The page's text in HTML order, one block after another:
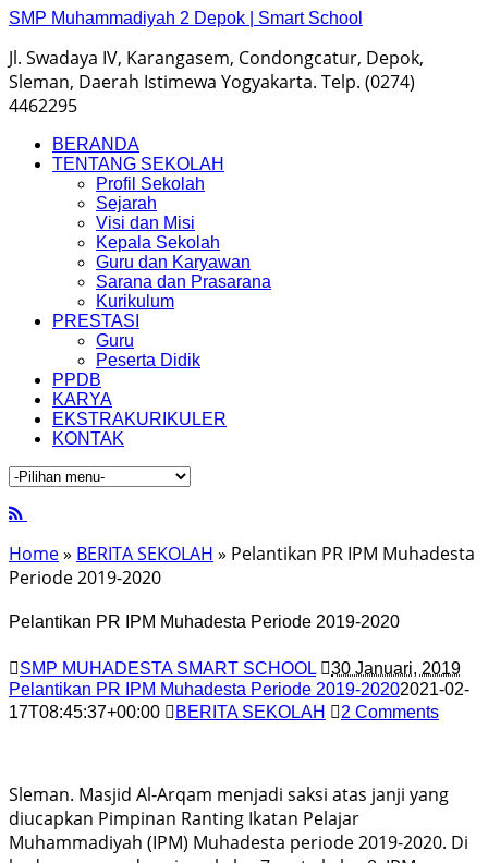
SMP Muhammadiyah 2 Depok | Smart School
Jl. Swadaya IV, Karangasem, Condongcatur, Depok,
Sleman, Daerah Istimewa Yogyakarta. Telp. (0274)
4462295
BERANDA
TENTANG SEKOLAH
Profil Sekolah
Sejarah
Visi dan Misi
Kepala Sekolah
Guru dan Karyawan
Sarana dan Prasarana
Kurikulum
PRESTASI
Guru
Peserta Didik
PPDB
KARYA
EKSTRAKURIKULER
KONTAK
Home» BERITA SEKOLAH » Pelantikan PR IPM Muhadesta
Periode 2019-2020
Pelantikan PR IPM Muhadesta Periode 2019-2020
SMP MUHADESTA SMART SCHOOL
30 Januari, 2019
Pelantikan PR IPM Muhadesta Periode 2019-20202021-02-
17T08:45:37+00:00
BERITA SEKOLAH 2 Comments
Sleman. Masjid Al-Arqam menjadi saksi atas janji yang
diucapkan Pimpinan Ranting Ikatan Pelajar
Muhammadiyah (IPM) Muhadesta periode 2019-2020. Di